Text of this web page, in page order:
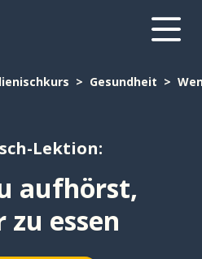
Gesundheit
Lektion:
aufhörst,
zu essen